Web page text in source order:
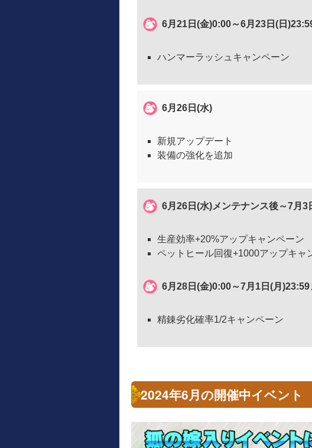
6月21日(金)0:00～6月23日(日
ハンマーラッシュキャンペーン
6月26日(水)
新規アップデート
装備の強化を追加
6月26日(水)メンテナンス後～7月3
生産効率+20%アップキャンペーン
ペットヒール回復+1000アップキャ
6月28日(金)0:00～7月1日(月)23:59
精錬劣化確率1/2キャンペーン
2024年6月の開催中イベント